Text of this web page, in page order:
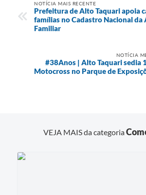
NOTÍCIA MAIS RECENTE
Prefeitura de Alto Taquari apoia
famílias no Cadastro Nacional
Familiar
NOTÍCIA
#38Anos | Alto Taquari sedia
Motocross no Parque de
VEJA MAIS da categoria